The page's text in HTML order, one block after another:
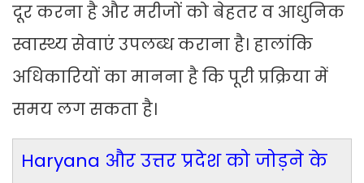
दूर करना है और मरीजों को बेहतर व आधुनिक
स्वास्थ्य सेवाएं उपलब्ध कराना है। हालांकि
अधिकारियों का मानना है कि पूरी प्रक्रिया में
समय लग सकता है।
Haryana और उत्तर प्रदेश को जोड़ने के